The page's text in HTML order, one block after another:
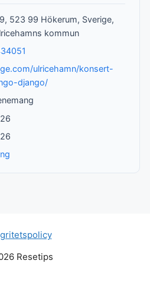
523 99 Hökerum, Sverige,
kommun
ulricehamn/konsert-
django/
Resetips